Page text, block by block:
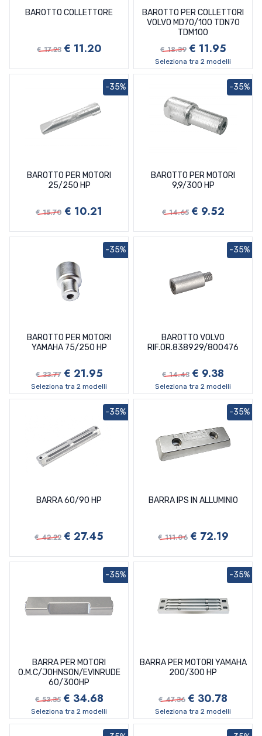
BAROTTO COLLETTORE
€ 17.23 € 11.20
BAROTTO PER COLLETTORI
VOLVO MD70/100 TDN70
TDM100
€ 18.39 € 11.95
Seleziona tra 2 modelli
BAROTTO PER MOTORI
25/250 HP
€ 15.70 € 10.21
-35%
BAROTTO PER MOTORI
9,9/300 HP
€ 14.65 € 9.52
-35%
BAROTTO PER MOTORI
YAMAHA 75/250 HP
€ 33.77 € 21.95
-35%
Seleziona tra 2 modelli
BAROTTO VOLVO
RIF.OR.838929/800476
€ 14.43 € 9.38
-35%
Seleziona tra 2 modelli
BARRA 60/90 HP
€ 42.22 € 27.45
-35%
BARRA IPS IN ALLUMINIO
€ 111.06 € 72.19
-35%
BARRA PER MOTORI
O.M.C/JOHNSON/EVINRUDE
60/300HP
€ 53.35 € 34.68
-35%
Seleziona tra 2 modelli
BARRA PER MOTORI YAMAHA
200/300 HP
€ 47.36 € 30.78
-35%
Seleziona tra 2 modelli